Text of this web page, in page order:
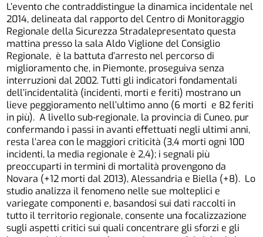
L’evento che contraddistingue la dinamica incidentale nel
2014, delineata dal rapporto del Centro di Monitoraggio
Regionale della Sicurezza Stradalepresentato questa
mattina presso la sala Aldo Viglione del Consiglio
Regionale, è la battuta d’arresto nel percorso di
miglioramento che, in Piemonte, proseguiva senza
interruzioni dal 2002. Tutti gli indicatori fondamentali
dell’incidentalità (incidenti, morti e feriti) mostrano un
lieve peggioramento nell’ultimo anno (6 morti e 82 feriti
in più). A livello sub-regionale, la provincia di Cuneo, pur
confermando i passi in avanti effettuati negli ultimi anni,
resta l’area con le maggiori criticità (3,4 morti ogni 100
incidenti, la media regionale è 2,4); i segnali più
preoccuparti in termini di mortalità provengono da
Novara (+12 morti dal 2013), Alessandria e Biella (+8). Lo
studio analizza il fenomeno nelle sue molteplici e
variegate componenti e, basandosi sui dati raccolti in
tutto il territorio regionale, consente una focalizzazione
sugli aspetti critici sui quali concentrare gli sforzi e gli